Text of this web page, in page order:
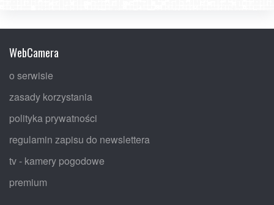
WebCamera
o serwisie
zasady korzystania
polityka prywatności
regulamin zapisu do newslettera
tv - kamery pogodowe
premium